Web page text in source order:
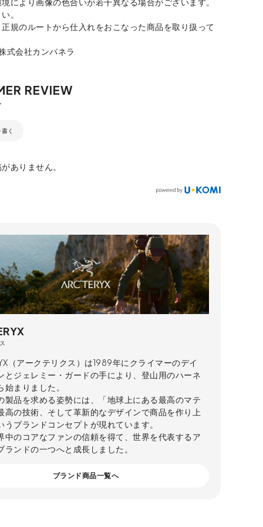
。
規のルートから仕入れをおこなった商品を取り扱って
式会社カンパネラ
く
ありません。
（アークテリクス）は1989年にクライマーのデイ
とジェレミー・ガードの手により、登山用のハーネ
始まりました。
製品を求める姿勢には、「地球上にある最高のマテ
高の技術、そして革新的なデザインで商品を作り上
うブランドコンセプトが現れています。
中のコアなファンの信頼を得て、世界を代表するア
ランドの一つへと成長しました。
ブランド商品一覧へ